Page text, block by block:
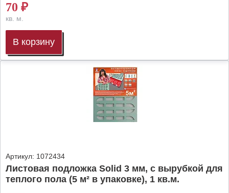
70 ₽
кв. м.
В корзину
Артикул: 1072434
Листовая подложка Solid 3 мм, с вырубкой для
теплого пола (5 м² в упаковке), 1 кв.м.